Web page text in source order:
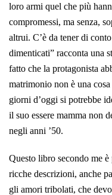
loro armi quel che più
compromessi, ma senza,
altrui. C’è da tener di
dimenticati” racconta una
fatto che la protagonista
matrimonio non è una
giorni d’oggi si potrebbe
il suo essere mamma non
negli anni ’50.
Questo libro secondo me
ricche descrizioni, anche
gli amori tribolati, che